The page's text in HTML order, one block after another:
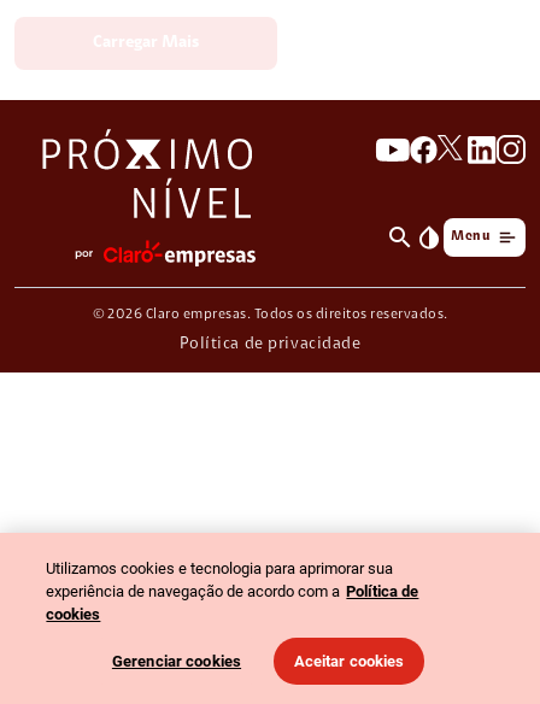
search invert_colors Menu
© 2026 Claro empresas. Todos os direitos reservados.
Política de privacidade
Utilizamos cookies e tecnologia para aprimorar sua
experiência de navegação de acordo com a Política de
cookies
Gerenciar cookies Aceitar cookies